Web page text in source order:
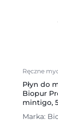
Ręczne
Płyn do
Biopur
mintigo,
Marka: